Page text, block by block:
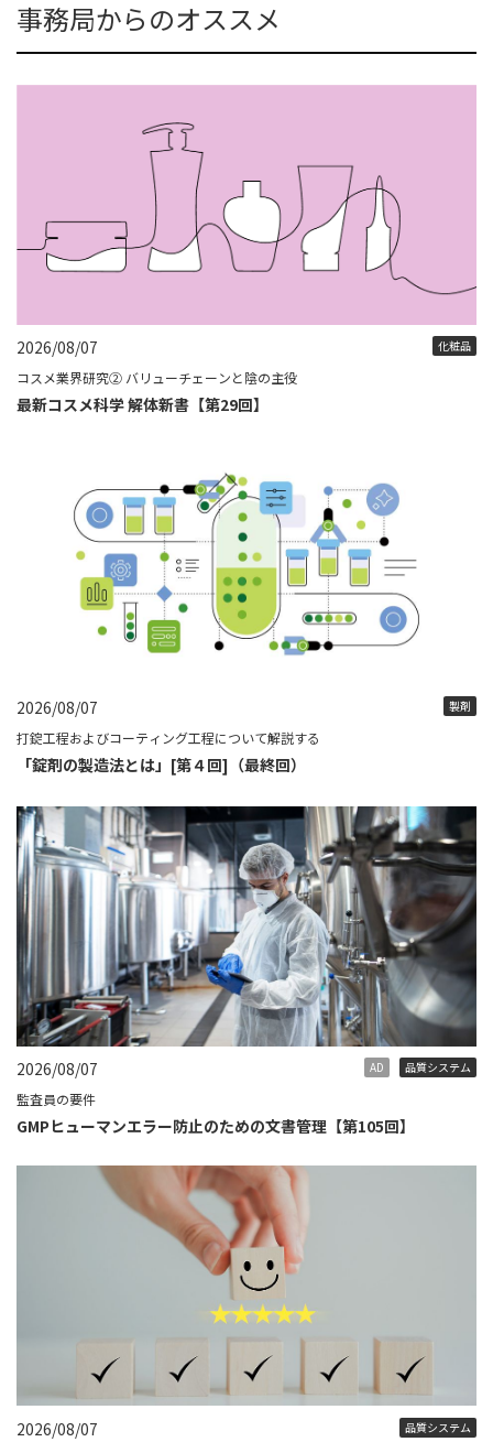
事務局からのオススメ
2026/08/07 化粧品
コスメ業界研究② バリューチェーンと陰の主役
最新コスメ科学 解体新書【第29回】
2026/08/07 製剤
打錠工程およびコーティング工程について解説する
「錠剤の製造法とは」[第４回]（最終回）
2026/08/07 AD 品質システム
監査員の要件
GMPヒューマンエラー防止のための文書管理【第105回】
2026/08/07 品質システム